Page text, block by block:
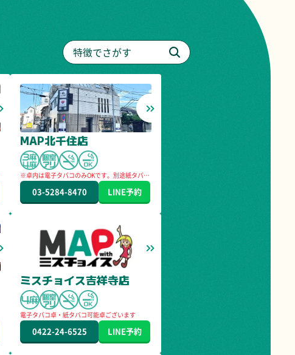
MAP北千住店
※卓内は電子タバコのみOKです。別途紙タバコ
用喫煙ブース有り
03-5284-8470 LINE予約
ミスチョイス吉祥寺店
電子タバコ卓・紙タバコ可能卓ございます
0422-24-6525 LINE予約